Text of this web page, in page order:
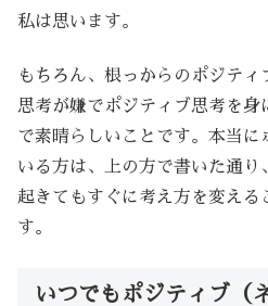
私は思います。
もちろん、根っからのポジティ
思考が嫌でポジティブ思考を身
で素晴らしいことです。本当に
いる方は、上の方で書いた通り
起きてもすぐに考え方を変える
す。
いつでもポジティブ（